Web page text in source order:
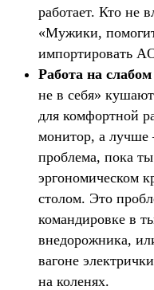
работает. Кто не
«Мужики,
импортировать
Работа на слабом
не в себя»
для комфортной
монитор, а лучше
проблема, пока
эргономическом
столом. Это
командировке в
внедорожника,
вагоне
на коленях.